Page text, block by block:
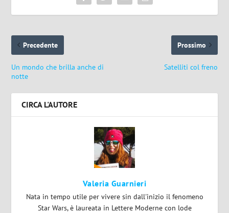
Precedente
Un mondo che brilla anche di
notte
Prossimo
Satelliti col freno
CIRCA L'AUTORE
Valeria Guarnieri
Nata in tempo utile per vivere sin dall'inizio il fenomeno
Star Wars, è laureata in Lettere Moderne con lode